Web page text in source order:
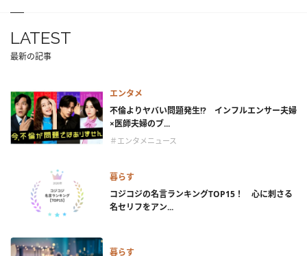
LATEST
最新の記事
エンタメ
不倫よりヤバい問題発生!? インフルエンサー夫婦
×医師夫婦のブ...
＃エンタメニュース
暮らす
コジコジの名言ランキングTOP15！ 心に刺さる
名セリフをアン...
暮らす